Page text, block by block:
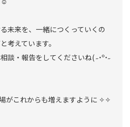
未来を、一緒につくっていくの
考えています。
談・報告をしてくださいね( ˶˙º˙˶
がこれからも増えますように ✧✧